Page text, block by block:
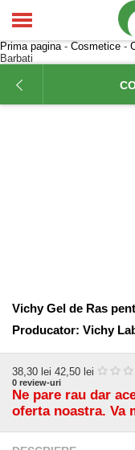
Prima pagina- Cosmetice -
Barbati
Vichy Gel de Ras
Producator: Vichy
38,30 lei 42,50 lei
0 review-uri
Ne pare rau dar
oferta noastra. Va